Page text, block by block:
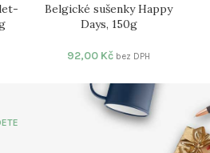
Belgické sušenky Happy
Days, 150g
92,00 Kč bez DPH